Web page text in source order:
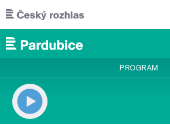
Přejít k hlavnímu obsahu
PROGRAM